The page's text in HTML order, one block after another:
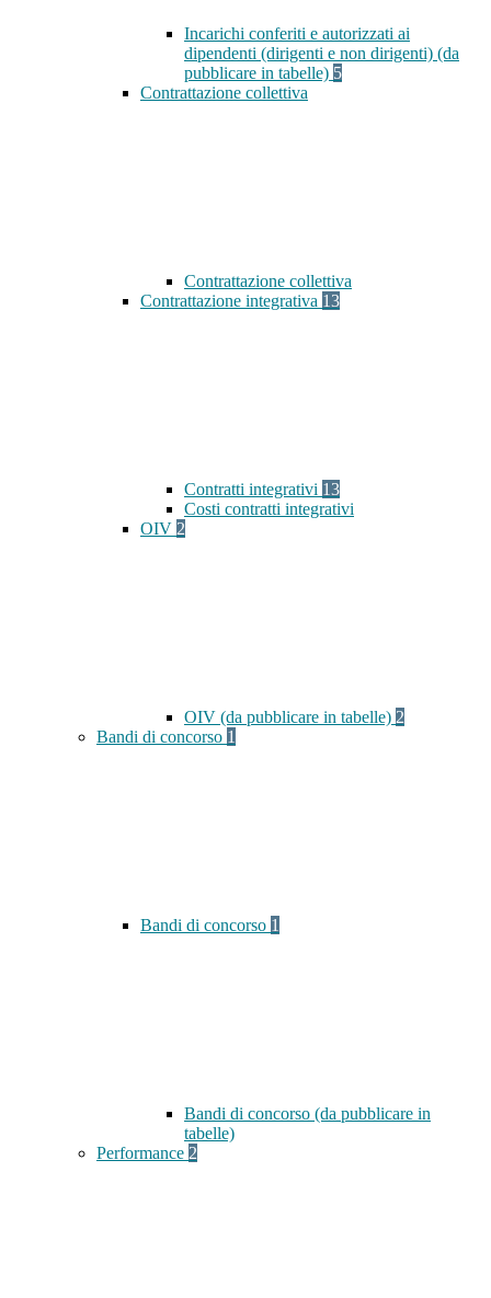
Incarichi conferiti e autorizzati ai
dipendenti (dirigenti e non dirigenti) (da
pubblicare in tabelle) 5
Contrattazione collettiva
Contrattazione collettiva
Contrattazione integrativa 13
Contratti integrativi 13
Costi contratti integrativi
OIV 2
OIV (da pubblicare in tabelle) 2
Bandi di concorso 1
Bandi di concorso 1
Bandi di concorso (da pubblicare in
tabelle)
Performance 2